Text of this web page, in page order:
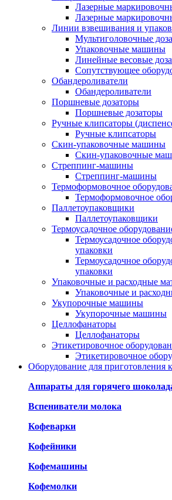
Лазерные
Лазерные
Линии взвешивания и
Мультиголовочные
Упаковочные машины
Линейные весовые
Сопутствующее
Обандероливатели
Обандероливатели
Поршневые дозаторы
Поршневые дозаторы
Ручные клипсаторы
Ручные клипсаторы
Скин-упаковочные машины
Скин-упаковочные
Стреппинг-машины
Стреппинг-машины
Термоформовочное
Термоформовочное
Паллетоупаковщики
Паллетоупаковщики
Термоусадочное
Термоусадочное
упаковки
Термоусадочное
упаковки
Упаковочные и расходные
Упаковочные и
Укупорочные машины
Укупорочные машины
Целлофанаторы
Целлофанаторы
Этикетировочное
Этикетировочное
Оборудование для приготовления
Аппараты для горячего
Вспениватели молока
Кофеварки
Кофейники
Кофемашины
Кофемолки